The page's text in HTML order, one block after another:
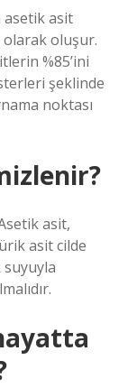
asetik asit
oluşur.
%85’ini
şeklinde
noktası
asit,
asit cilde